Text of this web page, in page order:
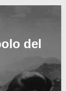
del